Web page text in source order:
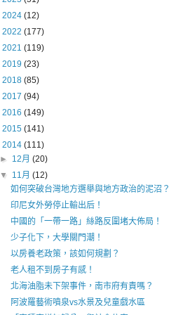
2024 (12)
2022 (177)
2021 (119)
2019 (23)
2018 (85)
2017 (94)
2016 (149)
2015 (141)
2014 (111)
► 12月(20)
▼ 11月(12)
如何突破台灣地方選舉與地方政治的泥沼？
印尼女外勞停止輸出后！
中國的「一帶一路」絲路反圍堵大佈局！
少子化下，大學關門潮！
以房養老政策，該如何規劃？
老人租不到房子有感！
北海油脂未下架事件，南市府有責嗎？
阿波羅藝術噴泉vs水景及兒童戲水區